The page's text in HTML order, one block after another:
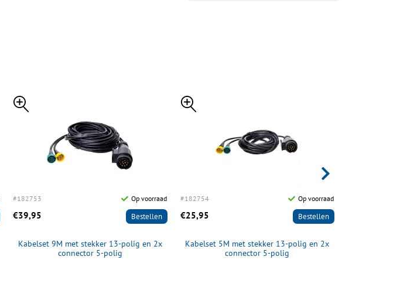
#182753 Op voorraad
€39,95 Bestellen
Kabelset 9M met stekker 13-polig en 2x
connector 5-polig
#182754 Op voorraad
€25,95 Bestellen
Kabelset 5M met stekker 13-polig en 2x
connector 5-polig